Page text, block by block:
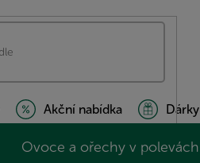
Akční nabídka Dárky
Ovoce a ořechy v polevách